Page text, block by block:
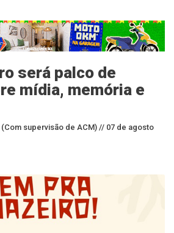
será palco de
mídia, memória e
supervisão de ACM) // 07 de agosto